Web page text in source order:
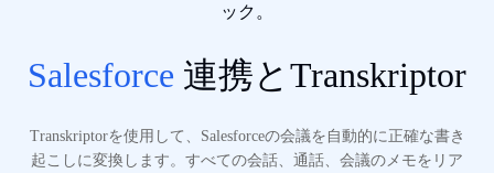
Salesforce 連携とTranskriptor
Transkriptorを使用して、Salesforceの会議を自動的に正確な書き
起こしに変換します。すべての会話、通話、会議のメモをリア